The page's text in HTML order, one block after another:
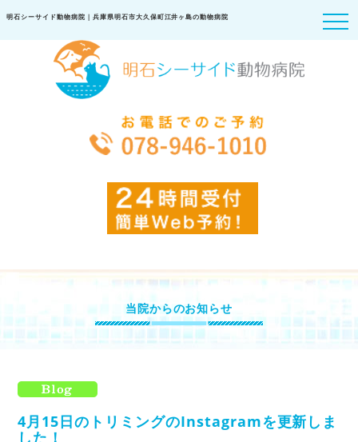
明石シーサイド動物病院｜兵庫県明石市大久保町江井ヶ島の動物病院
当院からのお知らせ
4月15日のトリミングのInstagramを更新しま
した！